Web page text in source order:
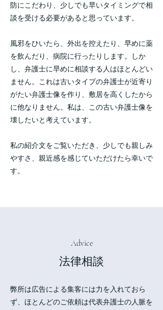
防にこだわり、少しでも早いタイミングで相
談を受ける必要があると思っています。
風邪をひいたら、外出を控えたり、早めに薬
を飲んだり、病院に行ったりします。しか
し、弁護士に早めに相談する人はほとんどい
ません。これは古いタイプの弁護士が近寄り
がたい弁護士像を作り、敷居を高くしたから
に他なりません。私は、この古い弁護士像を
壊したいと考えています。
私の紹介文をご覧いただき、少しでも親しみ
やすさ、親近感を感じていただけたら幸いで
す。
Advice
法律相談
弊所は広告による集客には力を入れておら
ず、ほとんどのご依頼は代表弁護士の人脈を